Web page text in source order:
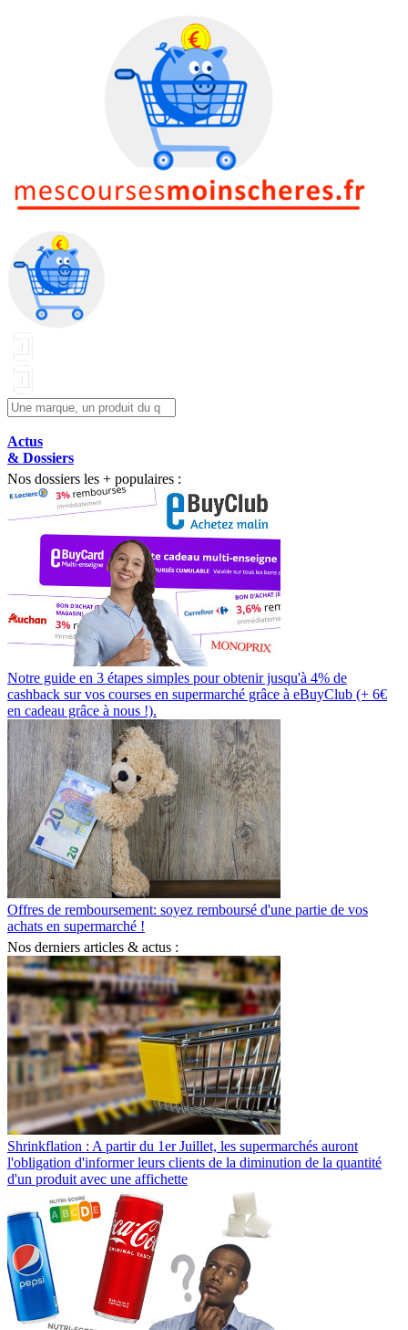
Actus
& Dossiers
Nos dossiers les + populaires :
Notre guide en 3 étapes simples pour obtenir jusqu'à 4% de
cashback sur vos courses en supermarché grâce à eBuyClub (+ 6€
en cadeau grâce à nous !).
Offres de remboursement: soyez remboursé d'une partie de vos
achats en supermarché !
Nos derniers articles & actus :
Shrinkflation : A partir du 1er Juillet, les supermarchés auront
l'obligation d'informer leurs clients de la diminution de la quantité
d'un produit avec une affichette